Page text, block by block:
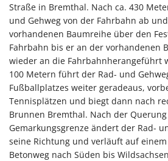
Straße in Bremthal. Nach ca. 430
und Gehweg von der Fahrbahn ab
vorhandenen Baumreihe über den
Fahrbahn bis er an der vorhandenen
wieder an die Fahrbahnherangeführt
100 Metern führt der Rad- und
Fußballplatzes weiter geradeaus,
Tennisplätzen und biegt dann nach
Brunnen Bremthal. Nach der
Gemarkungsgrenze ändert der Rad-
seine Richtung und verläuft auf
Betonweg nach Süden bis